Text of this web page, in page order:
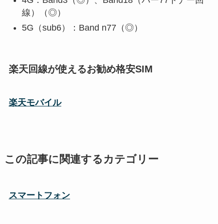
線）（◎）
5G（sub6）：Band n77（◎）
楽天回線が使えるお勧め格安SIM
楽天モバイル
この記事に関連するカテゴリー
スマートフォン